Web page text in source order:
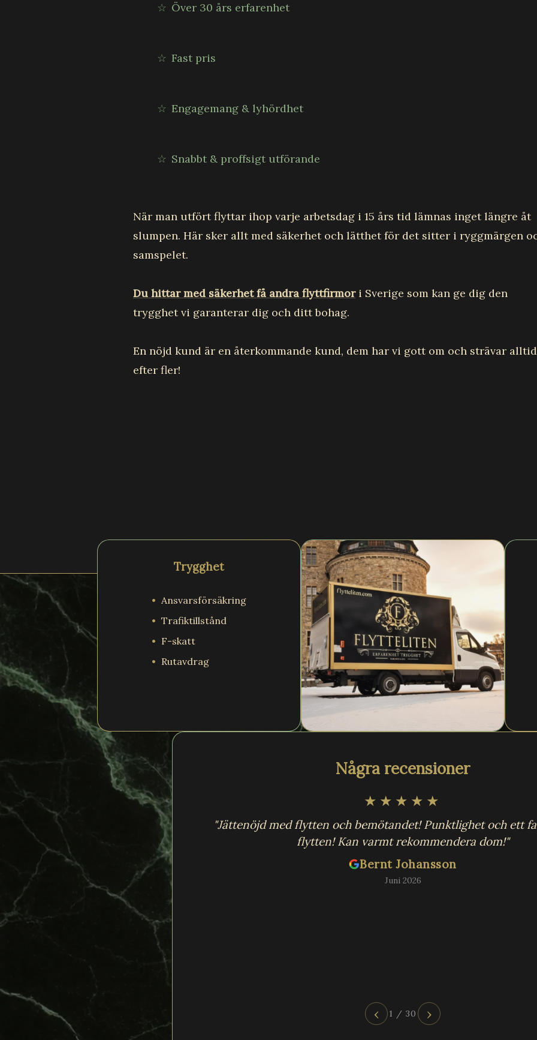
☆ Över 30 års erfarenhet
☆ Fast pris
☆ Engagemang & lyhördhet
☆ Snabbt & proffsigt utförande
När man utfört flyttar ihop varje arbetsdag i 15 års tid lämnas inget längre åt
slumpen. Här sker allt med säkerhet och lätthet för det sitter i ryggmärgen
samspelet.
Du hittar med säkerhet få andra flyttfirmori Sverige som kan ge dig den
trygghet vi garanterar dig och ditt bohag.
En nöjd kund är en återkommande kund, dem har vi gott om och strävar alltid
efter fler!
Trygghet
Ansvarsförsäkring
Trafiktillstånd
F-skatt
Rutavdrag
Några recensioner
★★★★★
"Jättenöjd med flytten och bemötandet! Punktlighet och ett
flytten! Kan varmt rekommendera dom!"
Bernt Johansson
Juni 2026
‹ 1 / 30 ›